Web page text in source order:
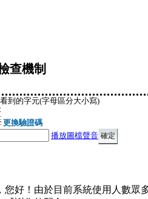
查機制
到的字元(字母區分大小寫)
更換驗證碼
播放圖檔聲音
您好！由於目前系統使用人數眾